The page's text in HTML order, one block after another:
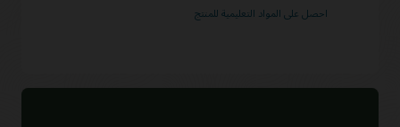
سياسات وممارسات الدعم
احصل على المواد التعليمية للمنتج